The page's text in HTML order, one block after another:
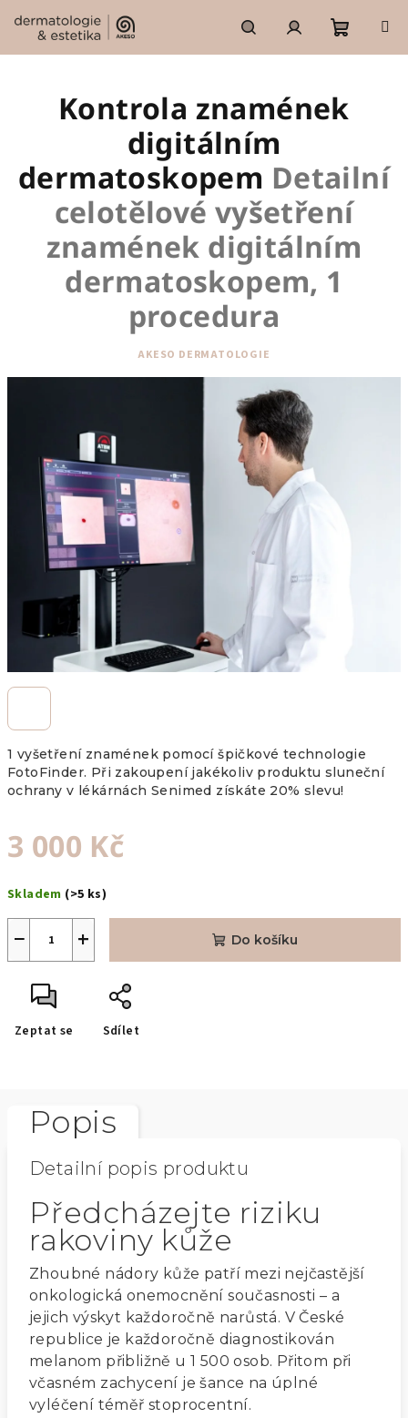
HledatPřihlášeníNákupní
košík
1 vyšetření znamének pomocí špičkové technologie
FotoFinder. Při zakoupení jakékoliv produktu sluneční
ochrany v lékárnách Senimed získáte 20% slevu!
3 000 Kč
cena:
Skladem (>5 ks)
+
− Do košíku
Zeptat se Sdílet
Kontrola znamének
digitálním
dermatoskopem Detailní
celotělové vyšetření
znamének digitálním
dermatoskopem, 1
procedura
AKESO DERMATOLOGIE
Popis
Detailní popis produktu
Předcházejte riziku
rakoviny kůže
Zhoubné nádory kůže patří mezi nejčastější
onkologická onemocnění současnosti – a
jejich výskyt každoročně narůstá. V České
republice je každoročně diagnostikován
melanom přibližně u 1 500 osob. Přitom při
včasném zachycení je šance na úplné
vyléčení téměř stoprocentní.